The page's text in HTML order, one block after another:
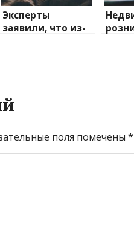
Эксперты
заявили, что из-
поля помечены *